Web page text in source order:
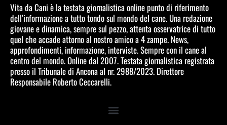
Vita da Cani è la testata giornalistica online punto di riferimento
dell’informazione a tutto tondo sul mondo del cane. Una redazione
giovane e dinamica, sempre sul pezzo, attenta osservatrice di tutto
quel che accade attorno al nostro amico a 4 zampe. News,
approfondimenti, informazione, interviste. Sempre con il cane al
centro del mondo. Online dal 2007. Testata giornalistica registrata
presso il Tribunale di Ancona al nr. 2988/2023. Direttore
Responsabile Roberto Ceccarelli.